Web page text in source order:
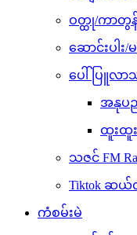
ဝတ္ထု/ကာတွန်
ဆောင်းပါး/မ
ပေါ်ပြူလာသ
အနုပ
ထူးထူး
သဇင် FM
Tiktok ဆယ်
ကံစမ်းမဲ